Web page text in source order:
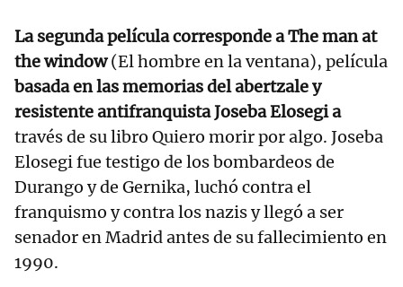
La segunda película corresponde a The man at
the window(El hombre en la ventana), película
basada en las memorias del abertzale y
resistente antifranquista Joseba Elosegi a
través de su libro Quiero morir por algo. Joseba
Elosegi fue testigo de los bombardeos de
Durango y de Gernika, luchó contra el
franquismo y contra los nazis y llegó a ser
senador en Madrid antes de su fallecimiento en
1990.